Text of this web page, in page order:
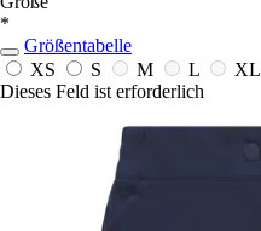
*
Größentabelle
XS
S M L XL
Dieses Feld ist erforderlich